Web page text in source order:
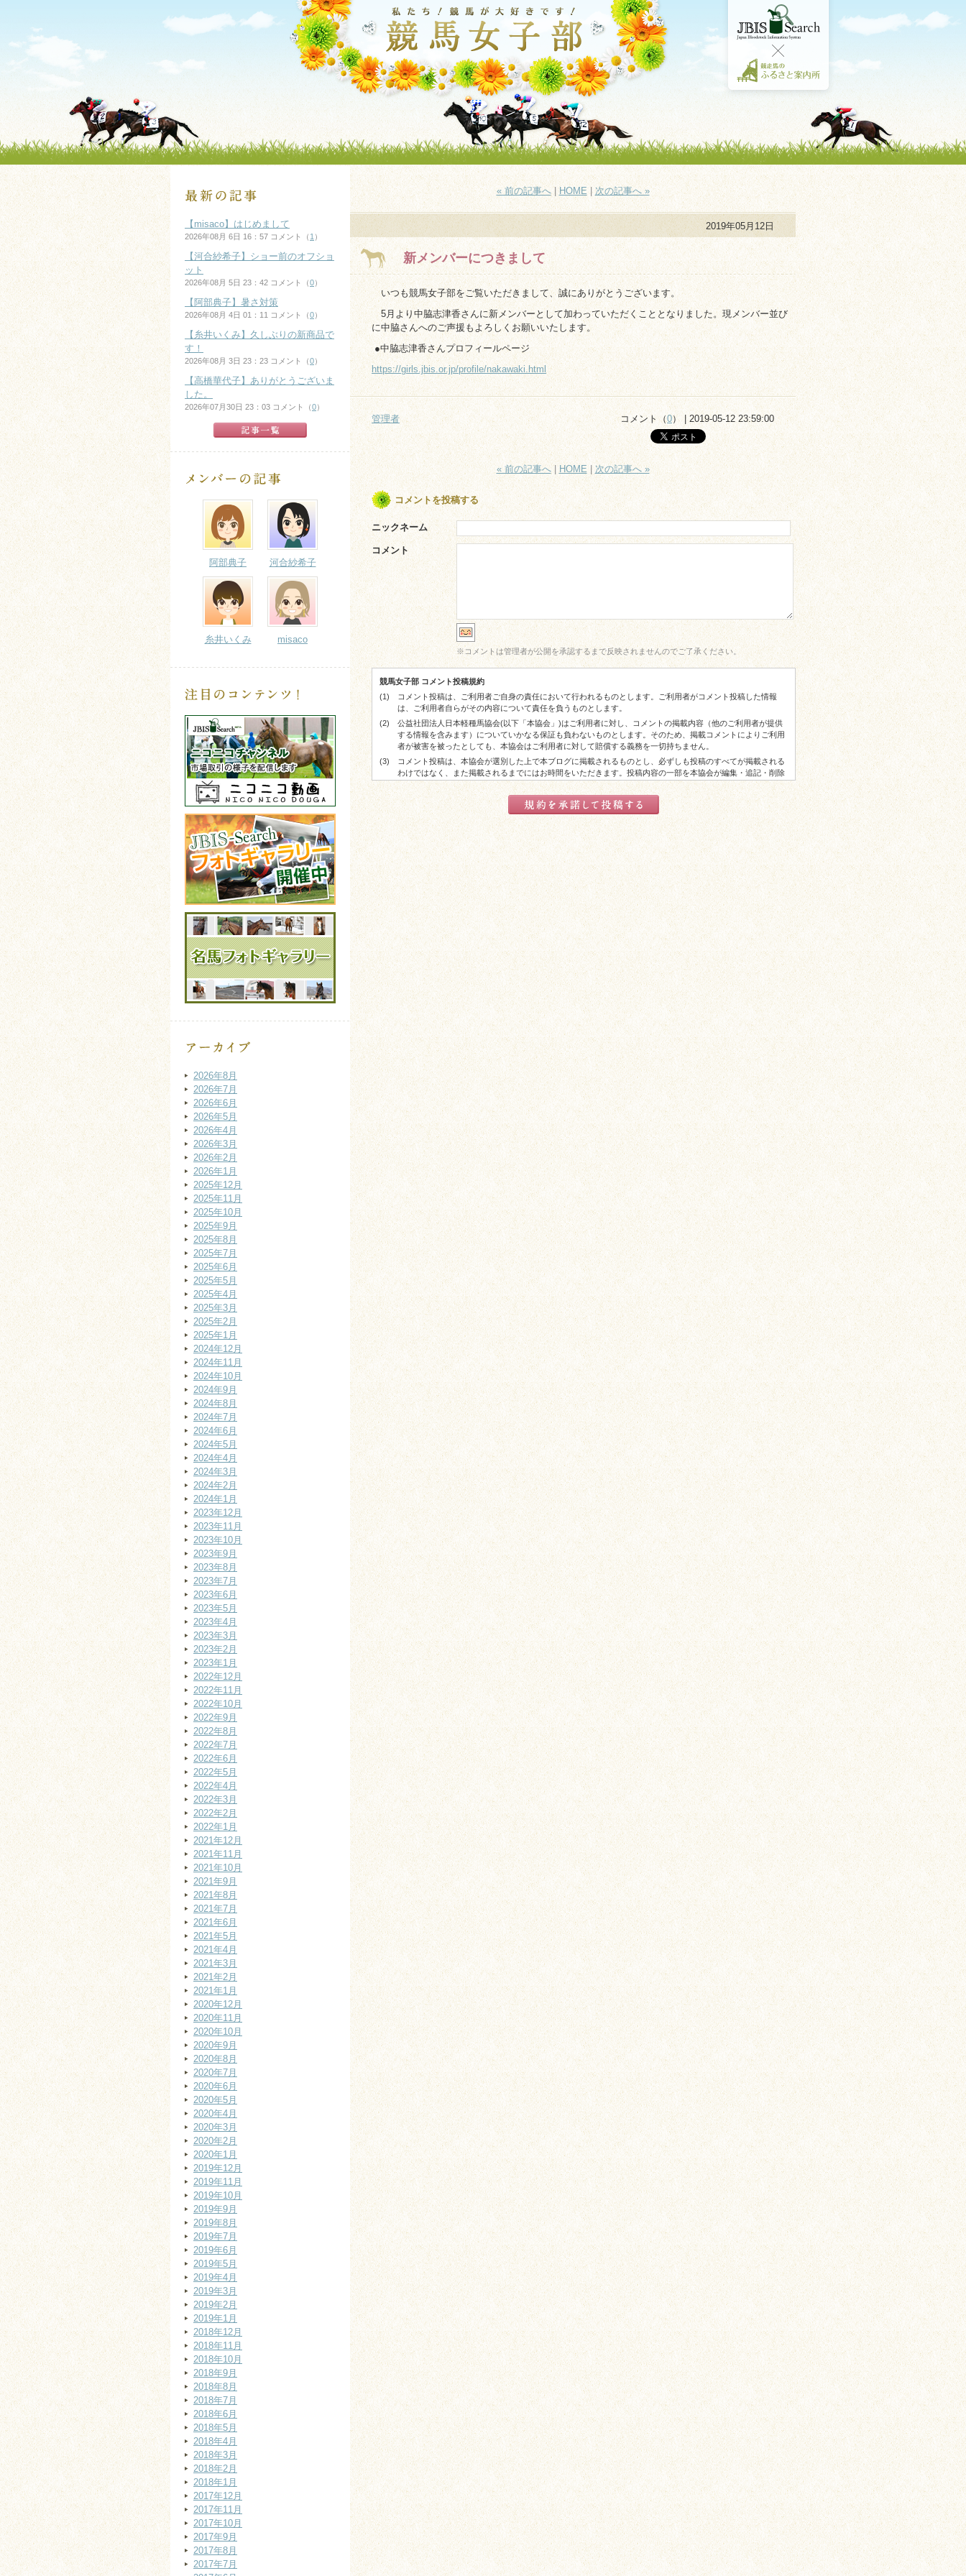
« 前の記事へ| HOME| 次の記事へ »
2019年05月12日
新メンバーにつきまして
いつも競馬女子部をご覧いただきまして、誠にありがとうございます。
5月より中脇志津香さんに新メンバーとして加わっていただくこととなりました。現メンバー並び
に中脇さんへのご声援もよろしくお願いいたします。
●中脇志津香さんプロフィールページ
https://girls.jbis.or.jp/profile/nakawaki.html
管理者 コメント（0） | 2019-05-12 23:59:00
« 前の記事へ| HOME| 次の記事へ »
コメントを投稿する
ニックネーム
コメント
※ コメントは管理者が公開を承認するまで反映されませんのでご了承ください。
競馬女子部 コメント投稿規約
(1)
コメント投稿は、ご利用者ご自身の責任において行われるものとします。ご利用者がコメント投稿した情報
は、ご利用者自らがその内容について責任を負うものとします。
(2)
公益社団法人日本軽種馬協会(以下「本協会」)はご利用者に対し、コメントの掲載内容（他のご利用者が提供
する情報を含みます）についていかなる保証も負わないものとします。そのため、掲載コメントによりご利用
者が被害を被ったとしても、本協会はご利用者に対して賠償する義務を一切持ちません。
(3)
コメント投稿は、本協会が選別した上で本ブログに掲載されるものとし、必ずしも投稿のすべてが掲載される
わけではなく、また掲載されるまでにはお時間をいただきます。投稿内容の一部を本協会が編集・追記・削除
した上で掲載される場合があります。
(4)
コメント投稿が実際に掲載された場合でも、ご利用者に対する本協会からの謝礼等はございませんので予めご
了承ください。
以上
【misaco】はじめまして
2026年08月 6日 16：57 コメント（ 1 ）
【河合紗希子】ショー前のオフショ
ット
2026年08月 5日 23：42 コメント（0）
【阿部典子】暑さ対策
2026年08月 4日 01：11 コメント（0）
【糸井いくみ】久しぶりの新商品で
す！
2026年08月 3日 23：23 コメント（0）
【高橋華代子】ありがとうございま
した。
2026年07月30日 23：03 コメント（0）
阿部典子 河合紗希子
糸井いくみ misaco
2026年8月
2026年7月
2026年6月
2026年5月
2026年4月
2026年3月
2026年2月
2026年1月
2025年12月
2025年11月
2025年10月
2025年9月
2025年8月
2025年7月
2025年6月
2025年5月
2025年4月
2025年3月
2025年2月
2025年1月
2024年12月
2024年11月
2024年10月
2024年9月
2024年8月
2024年7月
2024年6月
2024年5月
2024年4月
2024年3月
2024年2月
2024年1月
2023年12月
2023年11月
2023年10月
2023年9月
2023年8月
2023年7月
2023年6月
2023年5月
2023年4月
2023年3月
2023年2月
2023年1月
2022年12月
2022年11月
2022年10月
2022年9月
2022年8月
2022年7月
2022年6月
2022年5月
2022年4月
2022年3月
2022年2月
2022年1月
2021年12月
2021年11月
2021年10月
2021年9月
2021年8月
2021年7月
2021年6月
2021年5月
2021年4月
2021年3月
2021年2月
2021年1月
2020年12月
2020年11月
2020年10月
2020年9月
2020年8月
2020年7月
2020年6月
2020年5月
2020年4月
2020年3月
2020年2月
2020年1月
2019年12月
2019年11月
2019年10月
2019年9月
2019年8月
2019年7月
2019年6月
2019年5月
2019年4月
2019年3月
2019年2月
2019年1月
2018年12月
2018年11月
2018年10月
2018年9月
2018年8月
2018年7月
2018年6月
2018年5月
2018年4月
2018年3月
2018年2月
2018年1月
2017年12月
2017年11月
2017年10月
2017年9月
2017年8月
2017年7月